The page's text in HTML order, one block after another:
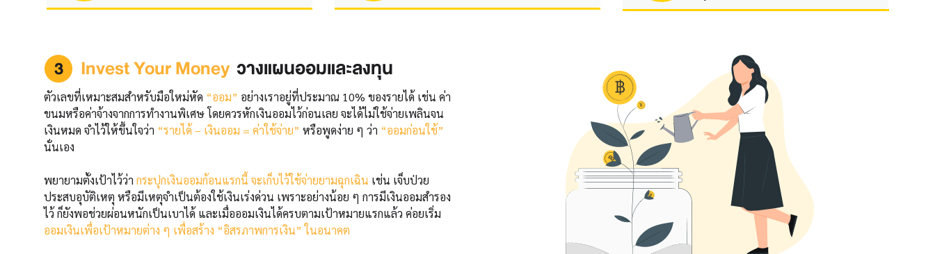
Invest Your Moneyวางแผนออมและลงทุน
ตัวเลขที่เหมาะสมสำหรับมือใหม่หัด “ออม” อย่างเราอยู่ที่ประมาณ 10% ของรายได้ เช่น ค่า
ขนมหรือค่าจ้างจากการทำงานพิเศษ โดยควรหักเงินออมไว้ก่อนเลย จะได้ไม่ใช้จ่ายเพลินจน
เงินหมด จำไว้ให้ขึ้นใจว่า “รายได้ – เงินออม = ค่าใช้จ่าย” หรือพูดง่าย ๆ ว่า “ออมก่อนใช้”
นั่นเอง
พยายามตั้งเป้าไว้ว่า กระปุกเงินออมก้อนแรกนี้ จะเก็บไว้ใช้จ่ายยามฉุกเฉิน เช่น เจ็บป่วย
ประสบอุบัติเหตุ หรือมีเหตุจำเป็นต้องใช้เงินเร่งด่วน เพราะอย่างน้อย ๆ การมีเงินออมสำรอง
ไว้ ก็ยังพอช่วยผ่อนหนักเป็นเบาได้ และเมื่อออมเงินได้ครบตามเป้าหมายแรกแล้ว ค่อยเริ่ม
ออมเงินเพื่อเป้าหมายต่าง ๆ เพื่อสร้าง “อิสรภาพการเงิน” ในอนาคต